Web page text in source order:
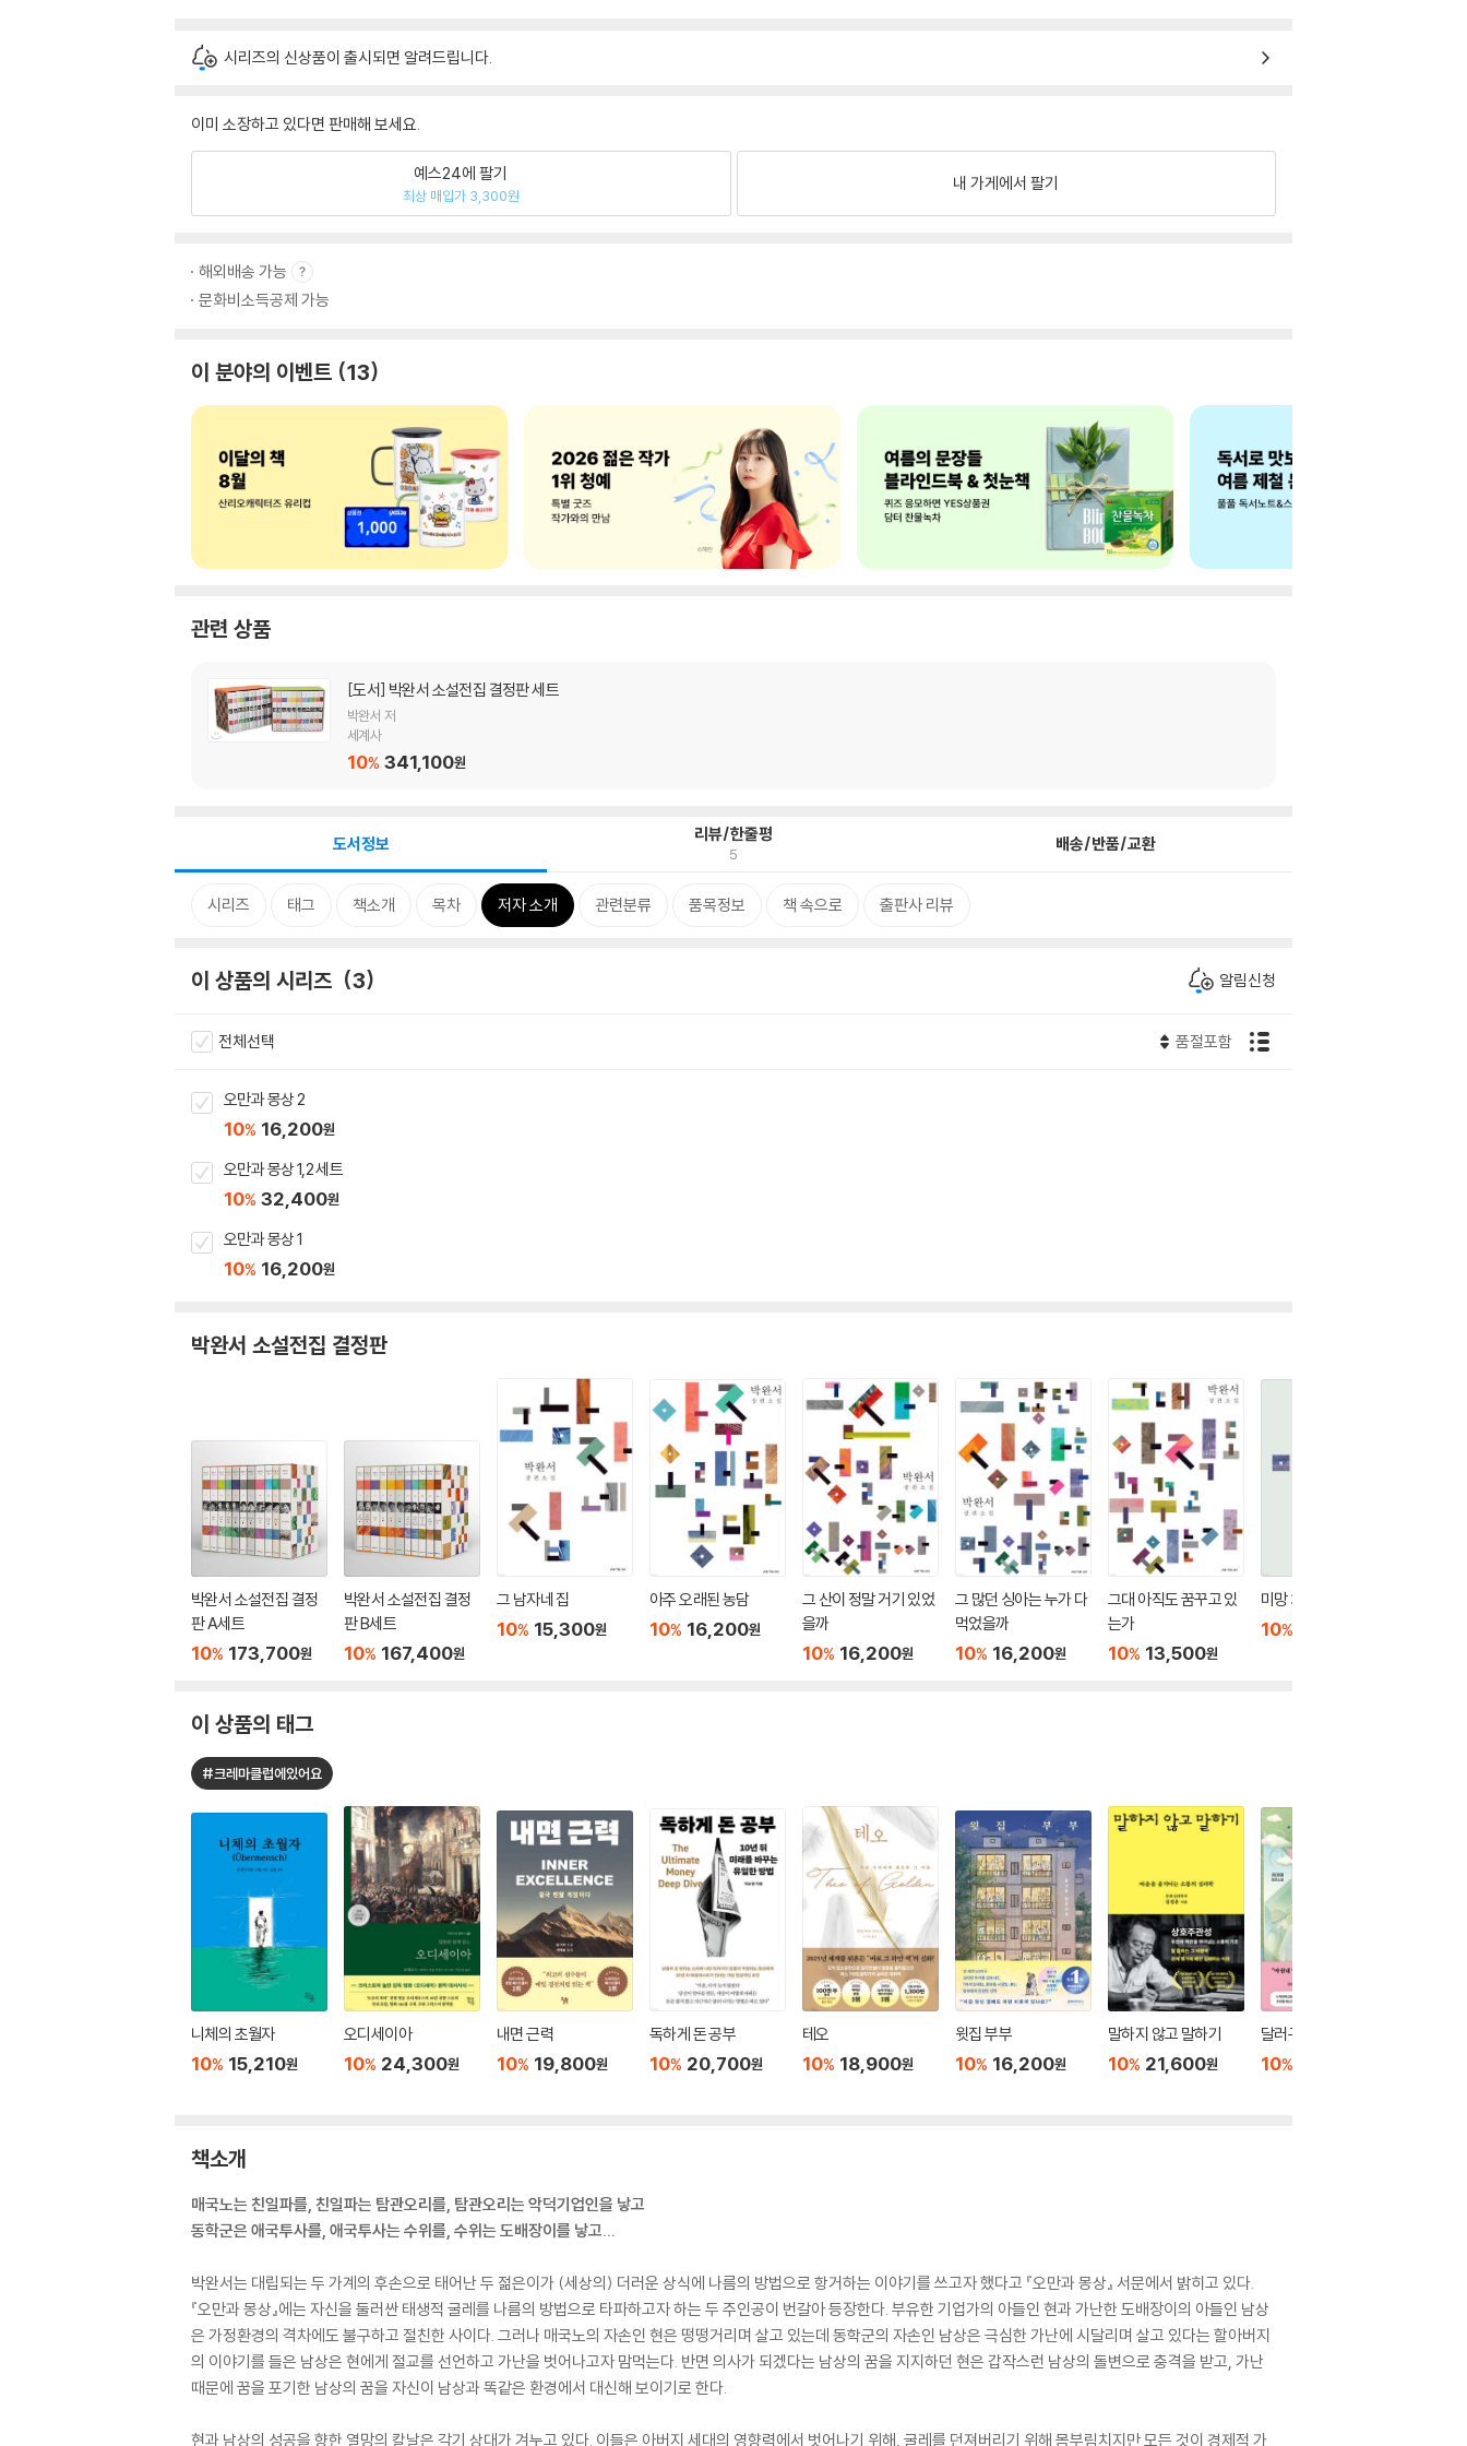
시리즈의 신상품이 출시되면 알려드립니다.
이미 소장하고 있다면 판매해 보세요.
예스24에 팔기
최상 매입가 3,300원
내 가게에서 팔기
해외배송 가능
문화비소득공제 가능
이 분야의 이벤트 13
관련 상품
[도서] 박완서 소설전집 결정판 세트
박완서 저
세계사
10% 341,100원
도서정보 리뷰/한줄평
5 배송/반품/교환
시리즈 태그 책소개 목차 저자 소개 관련분류 품목정보 책 속으로 출판사 리뷰
이 상품의 시리즈 3 알림신청
전체선택 품절포함
오만과 몽상 2
10% 16,200원
오만과 몽상 1,2 세트
10% 32,400원
오만과 몽상 1
10% 16,200원
박완서 소설전집 결정판
박완서 소설전집 결정
판 A세트
10% 173,700원
박완서 소설전집 결정
판 B세트
10% 167,400원
그 남자네 집
10% 15,300원
아주 오래된 농담
10% 16,200원
그 산이 정말 거기 있었
을까
10% 16,200원
그 많던 싱아는 누가 다
먹었을까
10% 16,200원
그대 아직도 꿈꾸고 있
는가
10% 13,500원
미망 3
10%
이 상품의 태그
#크레마클럽에있어요
니체의 초월자
10% 15,210원
오디세이아
10% 24,300원
내면 근력
10% 19,800원
독하게 돈 공부
10% 20,700원
테오
10% 18,900원
윗집 부부
10% 16,200원
말하지 않고 말하기
10% 21,600원
달러구트 꿈 백화점 0
10%
책소개
매국노는 친일파를, 친일파는 탐관오리를, 탐관오리는 악덕기업인을 낳고
동학군은 애국투사를, 애국투사는 수위를, 수위는 도배장이를 낳고...
박완서는 대립되는 두 가계의 후손으로 태어난 두 젊은이가 (세상의) 더러운 상식에 나름의 방법으로 항거하는 이야기를 쓰고자 했다고 『오만과 몽상』 서문에서 밝히고 있다.
『오만과 몽상』에는 자신을 둘러싼 태생적 굴레를 나름의 방법으로 타파하고자 하는 두 주인공이 번갈아 등장한다. 부유한 기업가의 아들인 현과 가난한 도배장이의 아들인 남상
은 가정환경의 격차에도 불구하고 절친한 사이다. 그러나 매국노의 자손인 현은 떵떵거리며 살고 있는데 동학군의 자손인 남상은 극심한 가난에 시달리며 살고 있다는 할아버지
의 이야기를 들은 남상은 현에게 절교를 선언하고 가난을 벗어나고자 맘먹는다. 반면 의사가 되겠다는 남상의 꿈을 지지하던 현은 갑작스런 남상의 돌변으로 충격을 받고, 가난
때문에 꿈을 포기한 남상의 꿈을 자신이 남상과 똑같은 환경에서 대신해 보이기로 한다.
현과 남상의 성공을 향한 열망의 칼날은 각기 상대가 겨누고 있다. 이들은 아버지 세대의 영향력에서 벗어나기 위해, 굴레를 던져버리기 위해 몸부림치지만 모든 것이 경제적 가